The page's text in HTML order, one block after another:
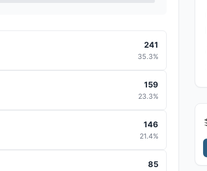
241
35.3%
159
23.3%
146
21.4%
85